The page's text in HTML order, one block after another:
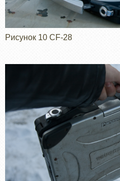
Рисунок 10 CF-28